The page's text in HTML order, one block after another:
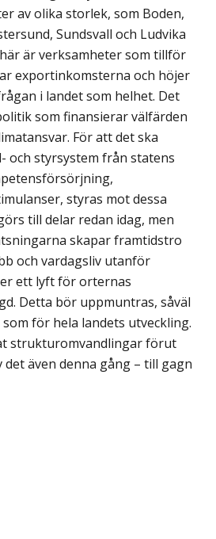
av olika storlek, som Boden,
Sundsvall och Ludvika
är verksamheter som tillför
exportinkomsterna och höjer
i landet som helhet. Det
som finansierar välfärden
För att det ska
och styrsystem från statens
styras mot dessa
till delar redan idag, men
skapar framtidstro
och vardagsliv utanför
ett lyft för orternas
Detta bör upp­muntras, såväl
för hela landets utveckling.
strukturomvandlingar förut
det även denna gång – till gagn